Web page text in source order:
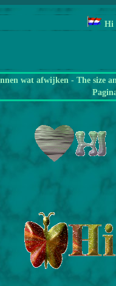
Hi
wat afwijken - The size